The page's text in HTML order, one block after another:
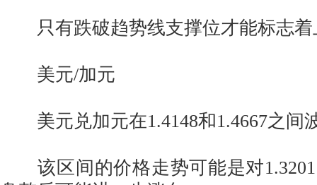
只有跌破趋势线支撑位才能标志着
美元/加元
美元兑加元在1.4148和1.4667之间
该区间的价格走势可能是对1.3201